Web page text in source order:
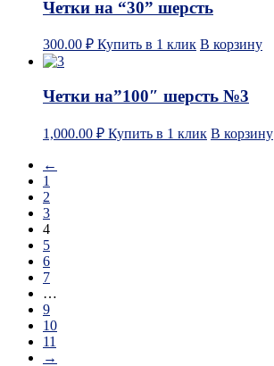
Четки на “30” шерсть
300.00 ₽ Купить в 1 клик В корзину
Четки на”100″ шерсть №3
1,000.00 ₽ Купить в 1 клик В корзину
←
1
2
3
4
5
6
7
…
9
10
11
→